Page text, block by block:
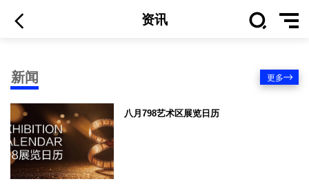
资讯
新闻 更多
八月798艺术区展览日历